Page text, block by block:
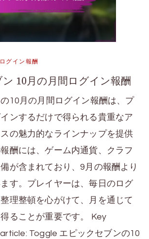
グイン報酬
10月の月間ログイン報酬
10月の月間ログイン報酬は、プ
ンするだけで得られる貴重なア
の魅力的なラインナップを提供
酬には、ゲーム内通貨、クラフ
が含まれており、9月の報酬より
す。プレイヤーは、毎日のログ
理整頓を心がけて、月を通じて
ることが重要です。 Key
Toggle エピックセブンの10